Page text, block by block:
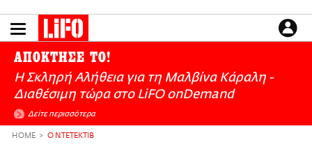
το
ΕΙΔΗΣΕΙΣ
CULTURE
ΑΠΟΨΕΙΣ
ΤΡΟΠΟΣ ΖΩΗΣ
PODCASTS
ΑΠΟΚΤΗΣΕ ΤΟ!
Η Σκληρή Αλήθεια για τη Μαλβίνα Κάραλη -
Διαθέσιμη τώρα στo LiFO onDemand
Δείτε περισσότερα
HOME Ο ΝΤΕΤΕΚΤΙΒ